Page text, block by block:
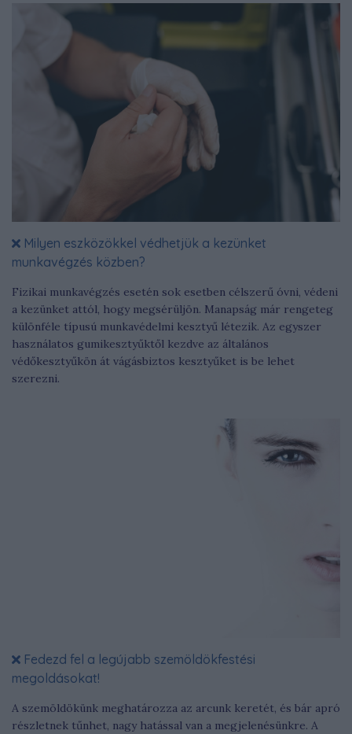
Milyen eszközökkel védhetjük a kezünket
munkavégzés közben?
Fizikai munkavégzés esetén sok esetben célszerű óvni, védeni
a kezünket attól, hogy megsérüljön. Manapság már rengeteg
különféle típusú munkavédelmi kesztyű létezik. Az egyszer
használatos gumikesztyűktől kezdve az általános
védőkesztyűkön át vágásbiztos kesztyűket is be lehet
szerezni.
Fedezd fel a legújabb szemöldökfestési
megoldásokat!
A szemöldökünk meghatározza az arcunk keretét, és bár apró
részletnek tűnhet, nagy hatással van a megjelenésünkre. A